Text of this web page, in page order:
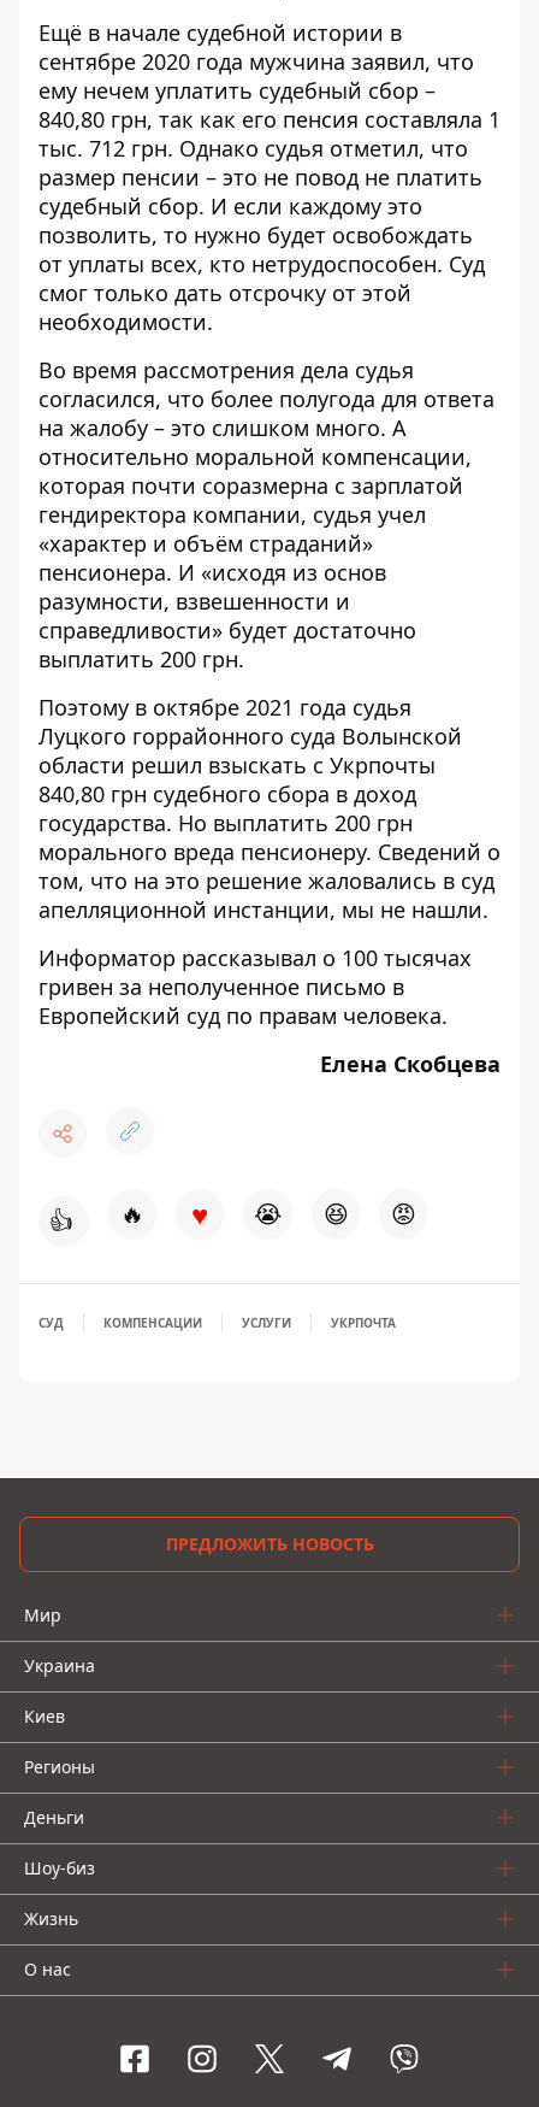
Ещё в начале судебной истории в
сентябре 2020 года мужчина заявил, что
ему нечем уплатить судебный сбор –
840,80 грн, так как его пенсия составляла 1
тыс. 712 грн. Однако судья отметил, что
размер пенсии – это не повод не платить
судебный сбор. И если каждому это
позволить, то нужно будет освобождать
от уплаты всех, кто нетрудоспособен. Суд
смог только дать отсрочку от этой
необходимости.
Во время рассмотрения дела судья
согласился, что более полугода для ответа
на жалобу – это слишком много. А
относительно моральной компенсации,
которая почти соразмерна с зарплатой
гендиректора компании, судья учел
«характер и объём страданий»
пенсионера. И «исходя из основ
разумности, взвешенности и
справедливости» будет достаточно
выплатить 200 грн.
Поэтому в октябре 2021 года судья
Луцкого горрайонного суда Волынской
области решил взыскать с Укрпочты
840,80 грн судебного сбора в доход
государства. Но выплатить 200 грн
морального вреда пенсионеру. Сведений о
том, что на это решение жаловались в суд
апелляционной инстанции, мы не нашли.
Информатор рассказывал о 100 тысячах
гривен за неполученное письмо в
Европейский суд по правам человека.
Елена Скобцева
👍 🔥 ♥ 😭 😆 😡
СУД КОМПЕНСАЦИИ УСЛУГИ УКРПОЧТА
ПРЕДЛОЖИТЬ НОВОСТЬ
Мир
Украина
Киев
Регионы
Деньги
Шоу-биз
Жизнь
О нас